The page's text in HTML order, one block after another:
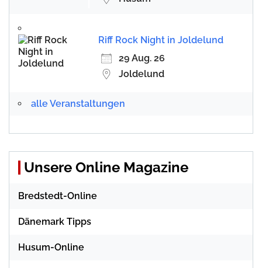
Riff Rock Night in Joldelund
29 Aug. 26
Joldelund
alle Veranstaltungen
Unsere Online Magazine
Bredstedt-Online
Dänemark Tipps
Husum-Online